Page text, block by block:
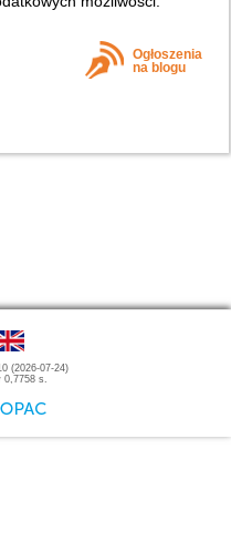
Ogłoszenia
na blogu
(2026-07-24)
s.